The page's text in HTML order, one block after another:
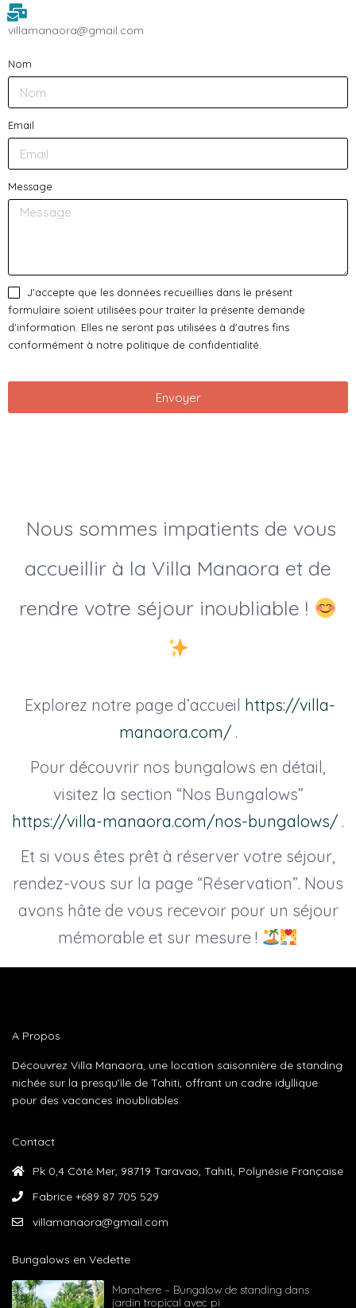
villamanaora@gmail.com
Nom
Email
Message
J'accepte que les données recueillies dans le présent
formulaire soient utilisées pour traiter la présente demande
d'information. Elles ne seront pas utilisées à d'autres fins
conformément à notre politique de confidentialité.
Envoyer
Nous sommes impatients de vous
accueillir à la Villa Manaora et de
rendre votre séjour inoubliable !
Explorez notre page d’accueil https://villa-
manaora.com/.
Pour découvrir nos bungalows en détail,
visitez la section “Nos Bungalows”
https://villa-manaora.com/nos-bungalows/ .
Et si vous êtes prêt à réserver votre séjour,
rendez-vous sur la page “Réservation”. Nous
avons hâte de vous recevoir pour un séjour
mémorable et sur mesure !
A Propos
Découvrez Villa Manaora, une location saisonnière de standing
nichée sur la presqu’île de Tahiti, offrant un cadre idyllique
pour des vacances inoubliables.
Contact
Pk 0,4 Côté Mer, 98719 Taravao, Tahiti, Polynésie Française
Fabrice +689 87 705 529
villamanaora@gmail.com
Bungalows en Vedette
Manahere – Bungalow de standing dans
jardin tropical avec pi